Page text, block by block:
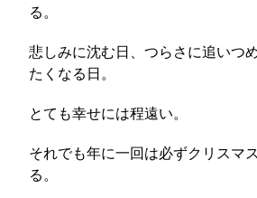
る。
悲しみに沈む日、つらさに追いつ
たくなる日。
とても幸せには程遠い。
それでも年に一回は必ずクリスマ
る。